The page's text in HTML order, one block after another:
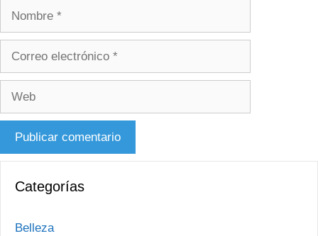
Nombre
Correo
Web
Categorías
Belleza